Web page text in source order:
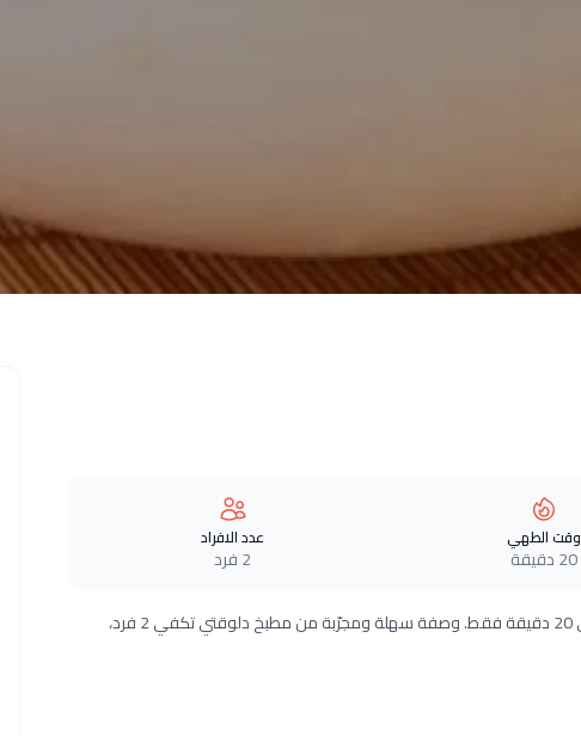
وقت الطهي
20 دقيقة
عدد الافراد
2 فرد
طريقة عمل الكوسة بالثوم والريحان خطوة بخطوة بـ7 مكونات وفي 20 دقيقة فقط. وصفة سهلة ومجرّبة من مطبخ دلوقتي تكفي 2 فرد،